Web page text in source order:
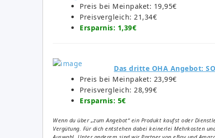
Preis bei Meinpaket: 19,95€
Preisvergleich: 21,34€
Ersparnis: 1,39€
Das dritte OHA Angebot:
Preis bei Meinpaket: 23,99€
Preisvergleich: 28,99€
Ersparnis: 5€
Wenn du über „zum Angebot“ ein Produkt kaufst oder
Vergütung. Für dich entstehen dabei keinerlei Mehrkosten